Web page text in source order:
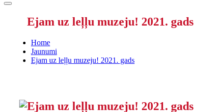
Ejam uz leļļu muzeju! 2021. gads
Home
Jaunumi
Ejam uz leļļu muzeju! 2021. gads